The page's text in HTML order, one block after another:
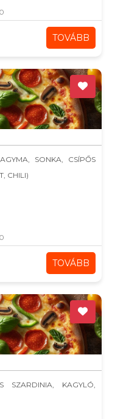
TOVÁBB
SONKA, CSÍPŐS
CHILI)
TOVÁBB
KAGYLÓ,